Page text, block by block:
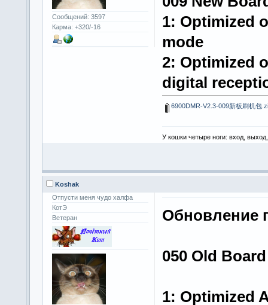
Сообщений: 3597
Карма: +320/-16
1: Optimized
mode
2: Optimized
digital
6900DMR-V2.3-009新板刷机包
У кошки четыре ноги: вход,
Koshak
Отпусти меня чудо халфа
КотЭ
Ветеран
Обновление
050 Old
1: Optimized